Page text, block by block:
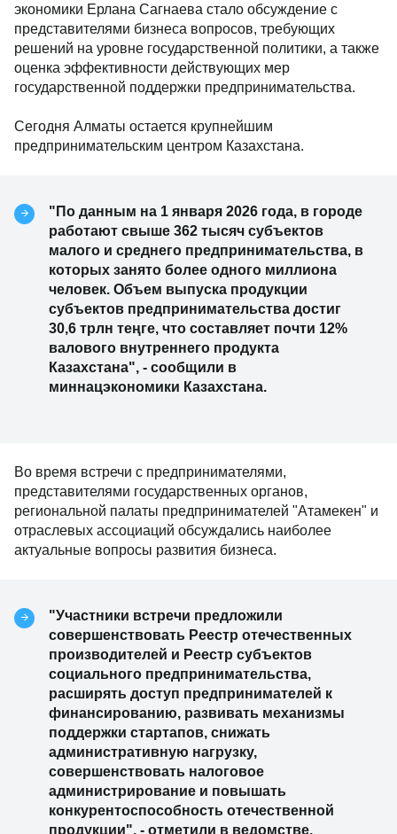
экономики Ерлана Сагнаева стало обсуждение с
представителями бизнеса вопросов, требующих
решений на уровне государственной политики, а также
оценка эффективности действующих мер
государственной поддержки предпринимательства.
Сегодня Алматы остается крупнейшим
предпринимательским центром Казахстана.
"По данным на 1 января 2026 года, в городе
работают свыше 362 тысяч субъектов
малого и среднего предпринимательства, в
которых занято более одного миллиона
человек. Объем выпуска продукции
субъектов предпринимательства достиг
30,6 трлн теңге, что составляет почти 12%
валового внутреннего продукта
Казахстана", - сообщили в
миннацэкономики Казахстана.
Во время встречи с предпринимателями,
представителями государственных органов,
региональной палаты предпринимателей "Атамекен" и
отраслевых ассоциаций обсуждались наиболее
актуальные вопросы развития бизнеса.
"Участники встречи предложили
совершенствовать Реестр отечественных
производителей и Реестр субъектов
социального предпринимательства,
расширять доступ предпринимателей к
финансированию, развивать механизмы
поддержки стартапов, снижать
административную нагрузку,
совершенствовать налоговое
администрирование и повышать
конкурентоспособность отечественной
продукции", - отметили в ведомстве.